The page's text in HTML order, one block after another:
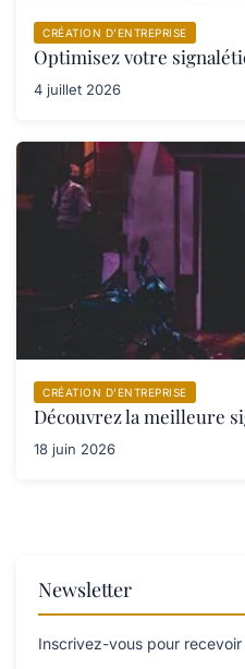
CRÉATION D’ENTREPRISE
Optimisez votre
4 juillet 2026
CRÉATION D’ENTREPRISE
Découvrez la meilleure
18 juin 2026
Newsletter
Inscrivez-vous pour